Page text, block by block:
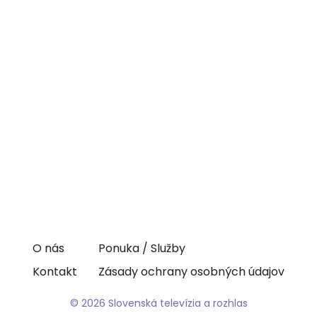
O nás
Kontakt
Ponuka / Služby
Zásady ochrany osobných údajov
© 2026 Slovenská televízia a rozhlas